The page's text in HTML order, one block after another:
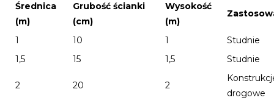
Średnica
(m)
Grubość ścianki
(cm)
Wysokość
(m)
1 10 1
Studnie
1,5
15 1,5 Studnie
2 20 2
drogowe